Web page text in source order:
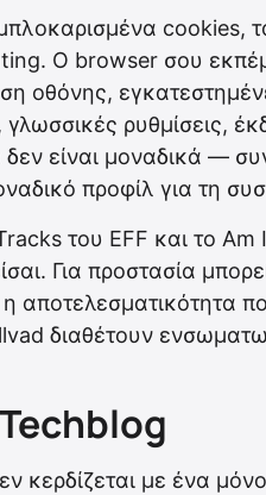
cookies,
Ο browser σου
οθόνης,
ρυθμίσεις,
είναι μοναδικά —
προφίλ για τη
του EFF και το Am
Για προστασία
διαθέτουν
κερδίζεται με ένα